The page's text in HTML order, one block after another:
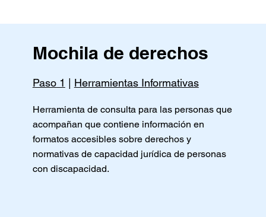
Mochila de derechos
Paso 1 | Herramientas Informativas
Herramienta de consulta para las personas que
acompañan que contiene información en
formatos accesibles sobre derechos y
normativas de capacidad jurídica de personas
con discapacidad.